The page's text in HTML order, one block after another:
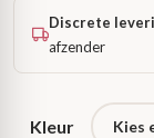
Discrete
afzender
Kleur